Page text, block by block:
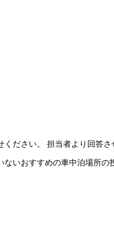
ださい。 担当者より回答さ
いおすすめの車中泊場所の